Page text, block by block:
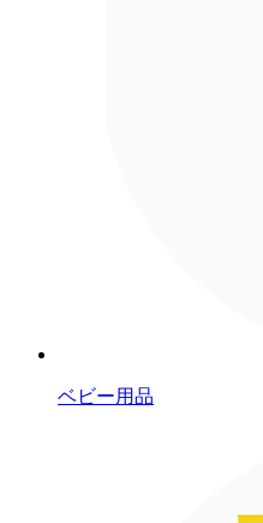
ベビー用品